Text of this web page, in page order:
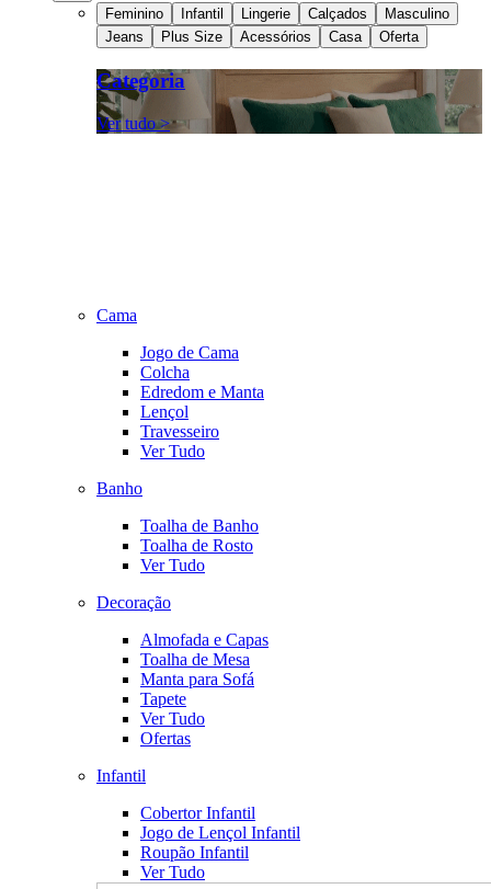
Feminino Infantil Lingerie Calçados
Masculino
Jeans
Plus Size Acessórios Casa Oferta
Categoria
Ver tudo >
Cama
Jogo de Cama
Colcha
Edredom e Manta
Lençol
Travesseiro
Ver Tudo
Banho
Toalha de Banho
Toalha de Rosto
Ver Tudo
Decoração
Almofada e Capas
Toalha de Mesa
Manta para Sofá
Tapete
Ver Tudo
Ofertas
Infantil
Cobertor Infantil
Jogo de Lençol Infantil
Roupão Infantil
Ver Tudo